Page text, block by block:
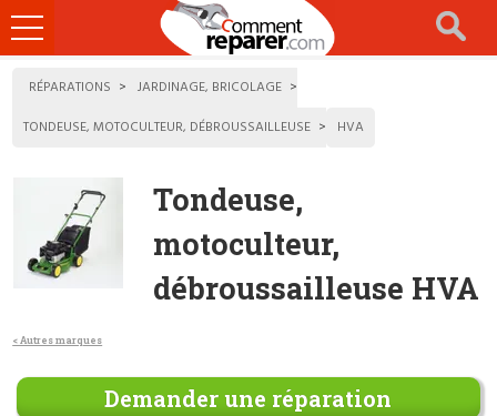
Ouvrir
le
RÉPARATIONS
JARDINAGE, BRICOLAGE
TONDEUSE, MOTOCULTEUR, DÉBROUSSAILLEUSE
HVA
Tondeuse,
motoculteur,
débroussailleuse HVA
< Autres marques
Demander une réparation